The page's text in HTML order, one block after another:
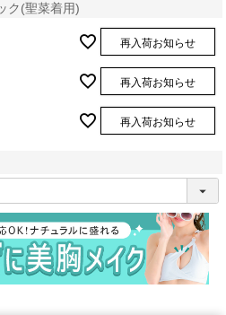
ク(聖菜着用)
再入荷お知らせ
再入荷お知らせ
再入荷お知らせ